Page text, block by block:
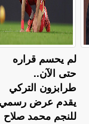
لم يحسم قراره
حتى الآن..
طرابزون التركي
يقدم عرض رسمي
للنجم محمد صلاح